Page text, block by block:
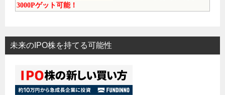
3000Pゲット可能！
未来のIPO株を持てる可能性